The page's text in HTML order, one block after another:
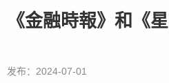
《金融時報》和《
发布：2024-07-01